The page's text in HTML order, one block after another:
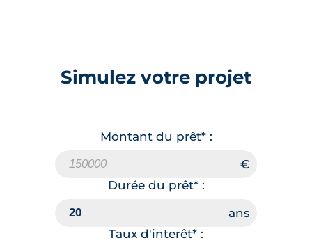
Simulez votre projet
Montant du prêt* :
Durée du prêt* :
Taux d'interêt* :